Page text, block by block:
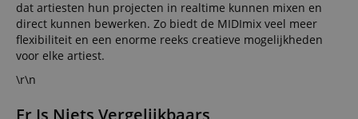
dat artiesten hun projecten in realtime kunnen mixen en
direct kunnen bewerken. Zo biedt de MIDImix veel meer
flexibiliteit en een enorme reeks creatieve mogelijkheden
voor elke artiest.
\r\n
Er Is Niets Vergelijkbaars